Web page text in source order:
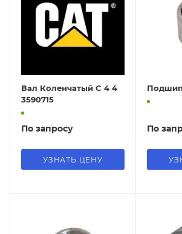
Вал Коленчатый C 4 4
3590715
По запросу
УЗНАТЬ ЦЕНУ
По